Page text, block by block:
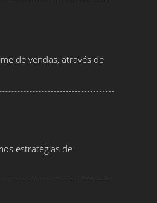
de vendas, através de
estratégias de